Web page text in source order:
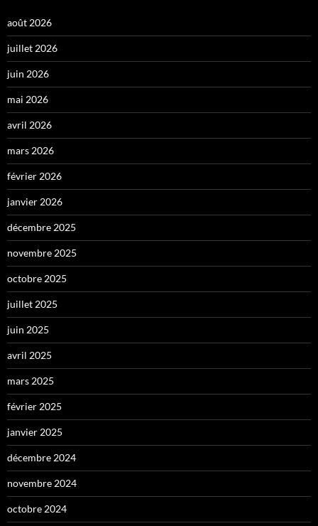
août 2026
juillet 2026
juin 2026
mai 2026
avril 2026
mars 2026
février 2026
janvier 2026
décembre 2025
novembre 2025
octobre 2025
juillet 2025
juin 2025
avril 2025
mars 2025
février 2025
janvier 2025
décembre 2024
novembre 2024
octobre 2024